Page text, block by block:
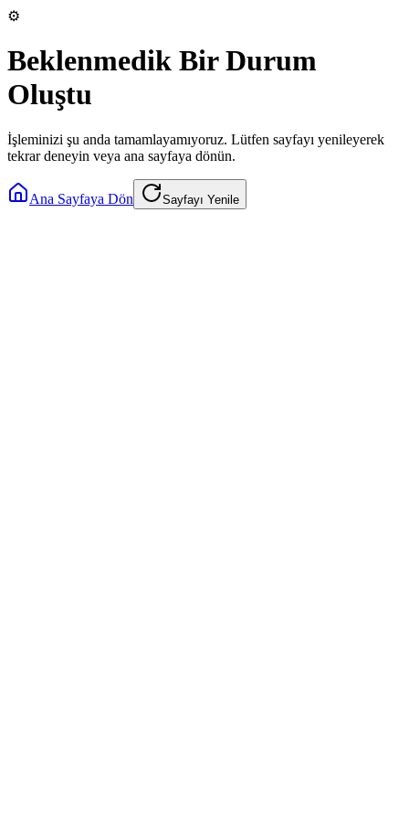
⚙️
Beklenmedik Bir Durum
Oluştu
İşleminizi şu anda tamamlayamıyoruz. Lütfen sayfayı yenileyerek
tekrar deneyin veya ana sayfaya dönün.
Ana Sayfaya Dön Sayfayı Yenile